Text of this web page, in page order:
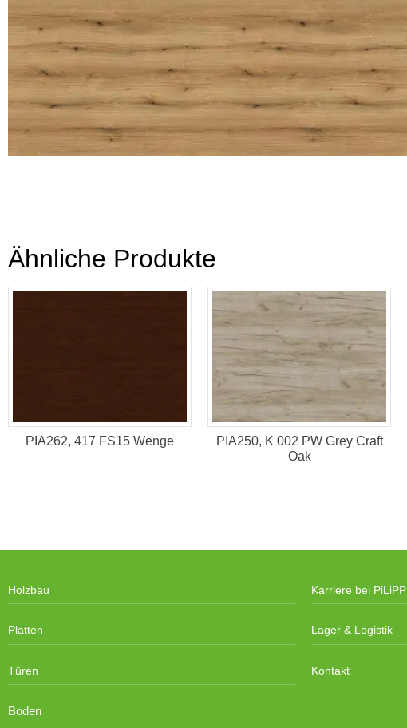
Ähnliche Produkte
PIA262, 417 FS15 Wenge
PIA250, K 002 PW Grey Craft
Oak
Holzbau
Platten
Türen
Boden
Karriere bei PiLiPP
Lager & Logistik
Kontakt